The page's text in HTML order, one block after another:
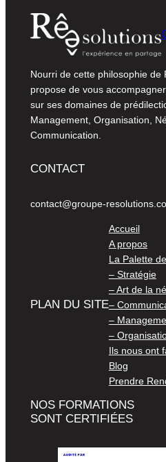
Nourri de cette philosophie de
propose de vous
sur ses domaines de
Management, Organisation,
Communication.
CONTACT
contact@groupe-
PLAN DU SITE
Accueil
A propos
La Palette
– Stratégie
– Art de la
–
–
–
Ils nous ont
Blog
Prendre
NOS FORMATIONS
SONT CERTIFIÉES